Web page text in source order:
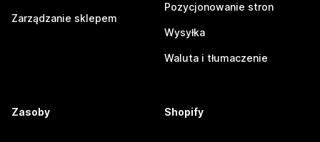
Zarządzanie sklepem
Pozycjonowanie stron
Wysyłka
Waluta i tłumaczenie
Zasoby Shopify